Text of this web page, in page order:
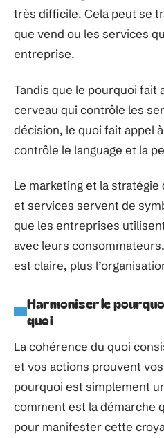
très difficile. Cela peut se
que vend ou les services
entreprise.
Tandis que le pourquoi fait
cerveau qui contrôle les
décision, le quoi fait appel
contrôle le language et la
Le marketing et la
et services servent de
que les entreprises
avec leurs
est claire, plus
Harmoniser le
quoi
La cohérence du quoi
et vos actions prouvent
pourquoi est simplement
comment est la démarche
pour manifester cette